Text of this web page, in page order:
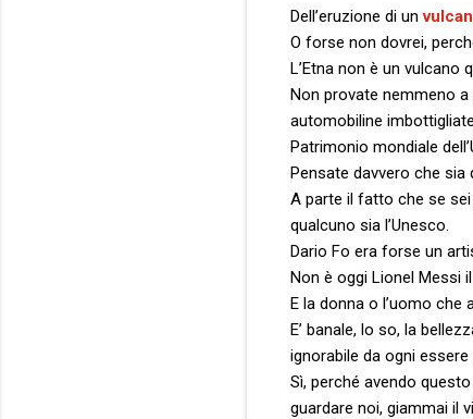
Dell’eruzione di un
O forse non dovrei,
L’Etna non è un vulcano
Non provate nemmeno
automobiline
Patrimonio mondiale
Pensate davvero che sia
A parte il fatto che se
qualcuno sia l’Unesco.
Dario Fo era forse un
Non è oggi Lionel Messi
E la donna o l’uomo che
E’ banale, lo so, la
ignorabile da ogni essere
Sì, perché avendo
guardare noi, giammai il